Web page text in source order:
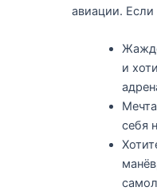
авиации. Если
и
себя